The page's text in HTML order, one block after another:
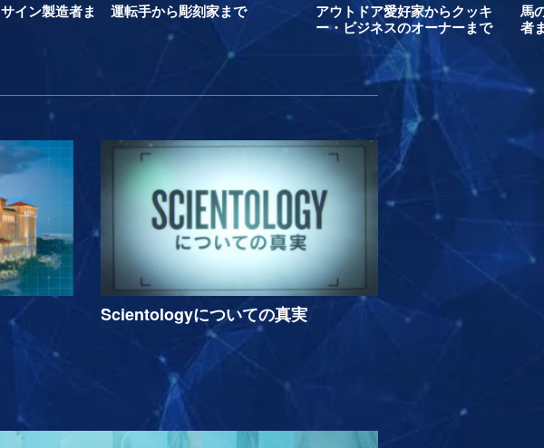
イン製造者ま
運転手から彫刻家まで
アウトドア愛好家からクッキ
ー・ビジネスのオーナーまで
馬
者
Scientologyについての真実